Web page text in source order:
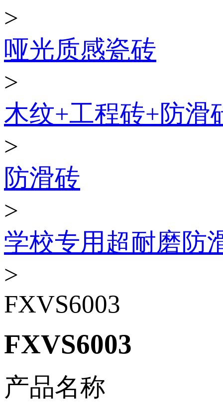
>
哑光质感瓷砖
>
木纹+工程砖+防滑
>
防滑砖
>
学校专用超耐磨防
>
FXVS6003
FXVS6003
产品名称